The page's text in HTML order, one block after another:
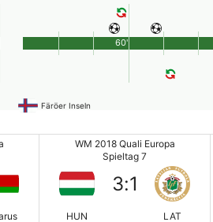
Färöer Inseln
60'
WM 2018 Quali Europa
Spieltag 7
HUN
3:1
LAT